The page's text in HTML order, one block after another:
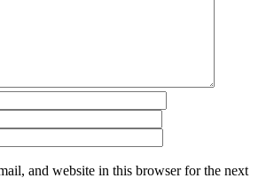
and website in this browser for the next